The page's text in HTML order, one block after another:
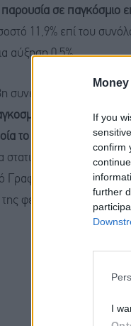
If you
confirm
further
I
παρουσία σε παγκόσμιο
11,9% επί του
αύξηση 0,5%.
συνεχή χρονιά στη
στις
το μερίδιο του
στοιχεία
Γραφείο Στατιστικής,
της φετινής